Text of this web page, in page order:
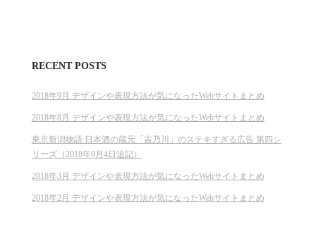
RECENT POSTS
2018年9月 デザインや表現方法が気になったWebサイトまとめ
2018年8月 デザインや表現方法が気になったWebサイトまとめ
東京新潟物語 日本酒の蔵元「吉乃川」のステキすぎる広告 第四シ
リーズ（2018年9月4日追記）
2018年3月 デザインや表現方法が気になったWebサイトまとめ
2018年2月 デザインや表現方法が気になったWebサイトまとめ